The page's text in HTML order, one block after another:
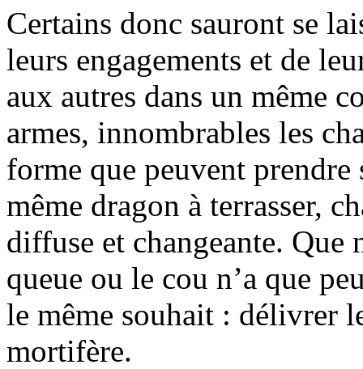
Certains donc sauront se
leurs engagements et de
aux autres dans un même
armes, innombrables les
forme que peuvent prendre
même dragon à terrasser,
diffuse et changeante. Que
queue ou le cou n’a que
le même souhait : délivrer
mortifère.